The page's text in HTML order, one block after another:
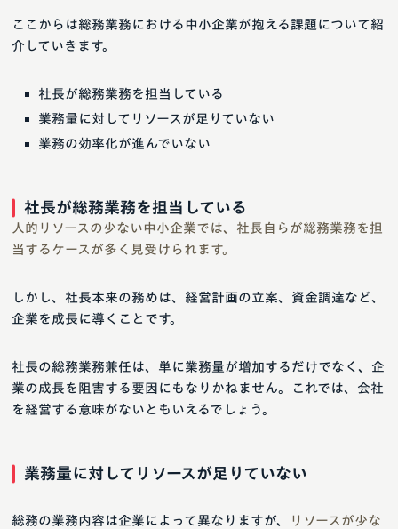
ここからは総務業務における中小企業が抱える課題について紹
介していきます。
社長が総務業務を担当している
業務量に対してリソースが足りていない
業務の効率化が進んでいない
社長が総務業務を担当している
人的リソースの少ない中小企業では、社長自らが総務業務を担
当するケースが多く見受けられます。
しかし、社長本来の務めは、経営計画の立案、資金調達など、
企業を成長に導くことです。
社長の総務業務兼任は、単に業務量が増加するだけでなく、企
業の成長を阻害する要因にもなりかねません。これでは、会社
を経営する意味がないともいえるでしょう。
業務量に対してリソースが足りていない
総務の業務内容は企業によって異なりますが、
リソースが少な